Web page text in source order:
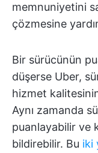
memnuniyetini
çözmesine
Bir sürücünün
düşerse Uber,
hizmet
Aynı zamanda
puanlayabilir ve
bildirebilir. Bu iki